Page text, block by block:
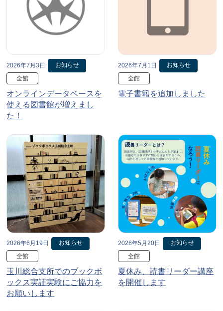
2026年7月3日
お知らせ
全館
オンラインデータベースを
使える図書館が増えまし
た！
2026年7月1日
お知らせ
全館
電子書籍を追加しました
2026年6月19日
お知らせ
全館
玉川総合支所でのブックボ
ックス実証実験にご協力を
お願いします
2026年5月20日
お知らせ
全館
夏休み、読書リーダー講座
を開催します